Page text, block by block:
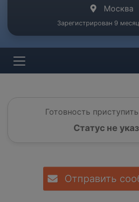
Москва
Зарегистрирован 9
Готовность
Статус не
Отправить